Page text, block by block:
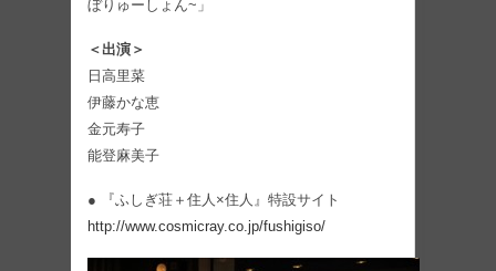
ぼりゅーしょん~」
＜出演＞
日高里菜
伊藤かな恵
金元寿子
能登麻美子
● 『ふしぎ荘＋住人×住人』特設サイト
http://www.cosmicray.co.jp/fushigiso/